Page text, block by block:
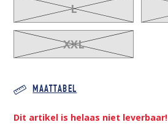
L
XXL
MAATTABEL
Dit artikel is helaas niet leverbaar!